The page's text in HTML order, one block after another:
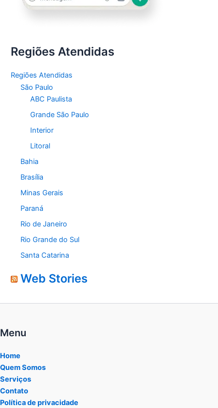
Regiões Atendidas
Regiões Atendidas
São Paulo
ABC Paulista
Grande São Paulo
Interior
Litoral
Bahia
Brasília
Minas Gerais
Paraná
Rio de Janeiro
Rio Grande do Sul
Santa Catarina
Web Stories
Menu
Home
Quem Somos
Serviços
Contato
Política de privacidade